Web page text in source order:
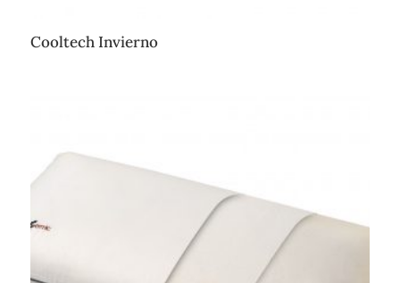
Cooltech Invierno